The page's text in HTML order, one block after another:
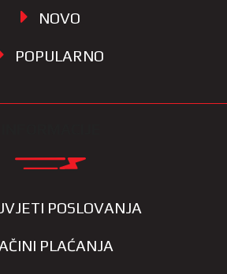
NOVO
POPULARNO
POSLOVANJA
PLAĆANJA